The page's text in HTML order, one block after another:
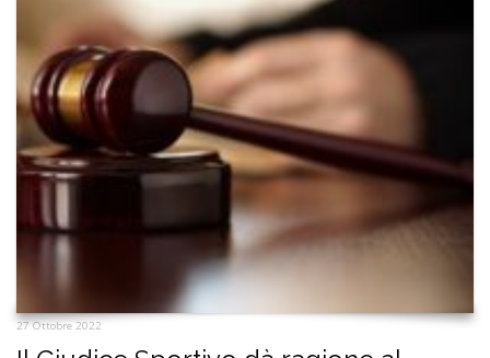
27 Ottobre 2022